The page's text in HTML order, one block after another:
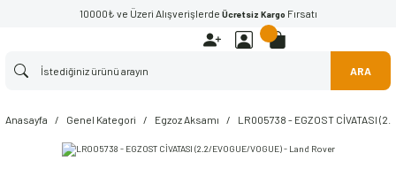
10000₺ ve Üzeri Alışverişlerde Ücretsiz Kargo Fırsatı
ARA
Anasayfa Genel Kategori Egzoz Aksamı LR005738 - EGZOST CİVATASI